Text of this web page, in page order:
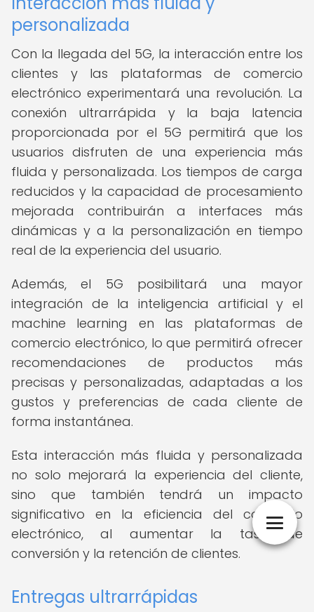
personalizada
Con la llegada del 5G, la interacción entre los
clientes y las plataformas de comercio
electrónico experimentará una revolución. La
conexión ultrarrápida y la baja latencia
proporcionada por el 5G permitirá que los
usuarios disfruten de una experiencia más
fluida y personalizada. Los tiempos de carga
reducidos y la capacidad de procesamiento
mejorada contribuirán a interfaces más
dinámicas y a la personalización en tiempo
real de la experiencia del usuario.
Además, el 5G posibilitará una mayor
integración de la inteligencia artificial y el
machine learning en las plataformas de
comercio electrónico, lo que permitirá ofrecer
recomendaciones de productos más
precisas y personalizadas, adaptadas a los
gustos y preferencias de cada cliente de
forma instantánea.
Esta interacción más fluida y personalizada
no solo mejorará la experiencia del cliente,
sino que también tendrá un impacto
significativo en la eficiencia del comercio
electrónico, al aumentar la tasa de
conversión y la retención de clientes.
Entregas ultrarrápidas